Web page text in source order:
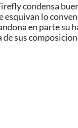
condensa
lo
en parte su
sus